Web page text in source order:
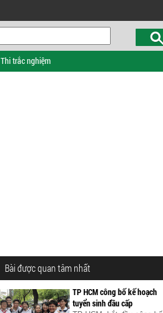
Thi trắc nghiệm
Bài được quan tâm nhất
TP HCM công bố kế hoạch
tuyển sinh đầu cấp